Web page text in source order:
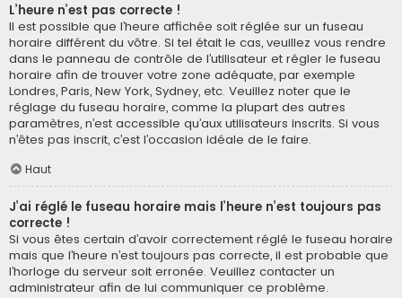
L’heure n’est pas correcte !
Il est possible que l’heure affichée soit réglée sur un fuseau
horaire différent du vôtre. Si tel était le cas, veuillez vous rendre
dans le panneau de contrôle de l’utilisateur et régler le fuseau
horaire afin de trouver votre zone adéquate, par exemple
Londres, Paris, New York, Sydney, etc. Veuillez noter que le
réglage du fuseau horaire, comme la plupart des autres
paramètres, n’est accessible qu’aux utilisateurs inscrits. Si vous
n’êtes pas inscrit, c’est l’occasion idéale de le faire.
Haut
J’ai réglé le fuseau horaire mais l’heure n’est toujours pas
correcte !
Si vous êtes certain d’avoir correctement réglé le fuseau horaire
mais que l’heure n’est toujours pas correcte, il est probable que
l’horloge du serveur soit erronée. Veuillez contacter un
administrateur afin de lui communiquer ce problème.